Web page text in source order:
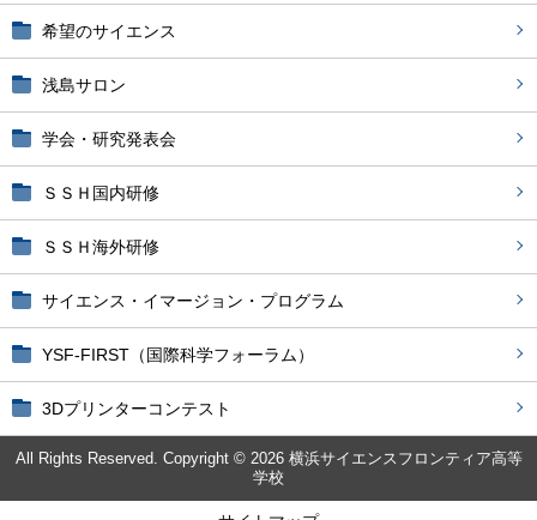
希望のサイエンス
浅島サロン
学会・研究発表会
ＳＳＨ国内研修
ＳＳＨ海外研修
サイエンス・イマージョン・プログラム
YSF-FIRST（国際科学フォーラム）
3Dプリンターコンテスト
All Rights Reserved. Copyright © 2026 横浜サイエンスフロンティア高等
学校